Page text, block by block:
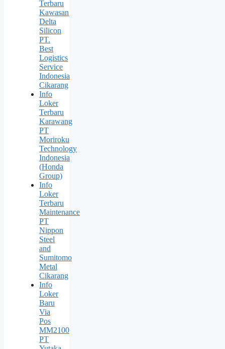
Terbaru
Kawasan
Delta
Silicon
PT.
Best
Logistics
Service
Indonesia
Cikarang
Info
Loker
Terbaru
Karawang
PT
Moriroku
Technology
Indonesia
(Honda
Group)
Info
Loker
Terbaru
Maintenance
PT
Nippon
Steel
and
Sumitomo
Metal
Cikarang
Info
Loker
Baru
Via
Pos
MM2100
PT